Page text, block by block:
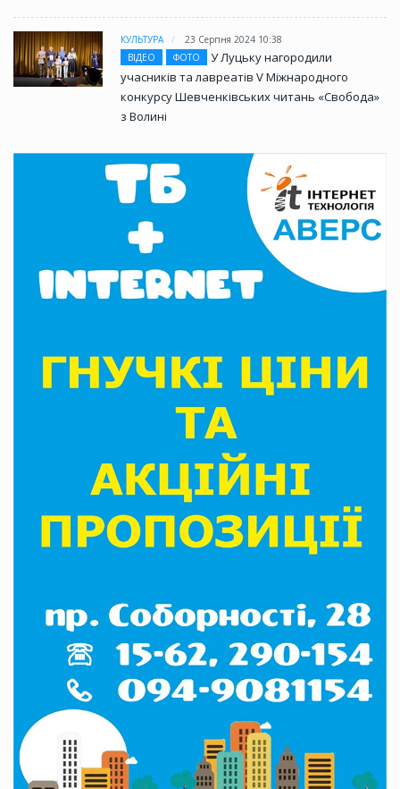
КУЛЬТУРА
23 Серпня 2024 10:38
ВІДЕО
ФОТО
У Луцьку нагородили
учасників та лавреатів V Міжнародного
конкурсу Шевченківських читань «Свобода»
з Волині